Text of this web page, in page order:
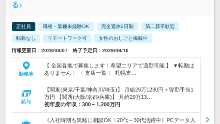
る♪
正社員 職種・業種未経験OK 完全週休2日制 第二新卒歓迎
転勤なし リモートワーク可 女性のおしごと掲載中
情報更新日：2026/08/07 終了予定日：2026/09/10
勤務地
【 全国各地で募集します！希望エリアで通勤可能 】 ▼転勤は
ありません！ 〈 支店一覧 〉 札幌支…
給与
【関東(東京/千葉/神奈川/埼玉)】 月給29万1230円＋皆勤手当1
万円 【関西(大阪/京都/兵庫)】 月給29万13…
初年度の年収： 300～1,200万円
《入社時期も気軽に相談OK！20代～30代活躍中》PCデータ入